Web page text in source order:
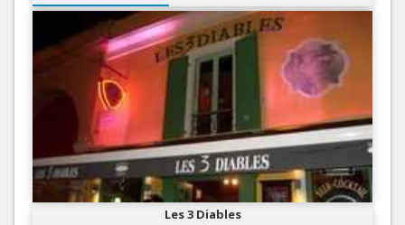
Les 3 Diables